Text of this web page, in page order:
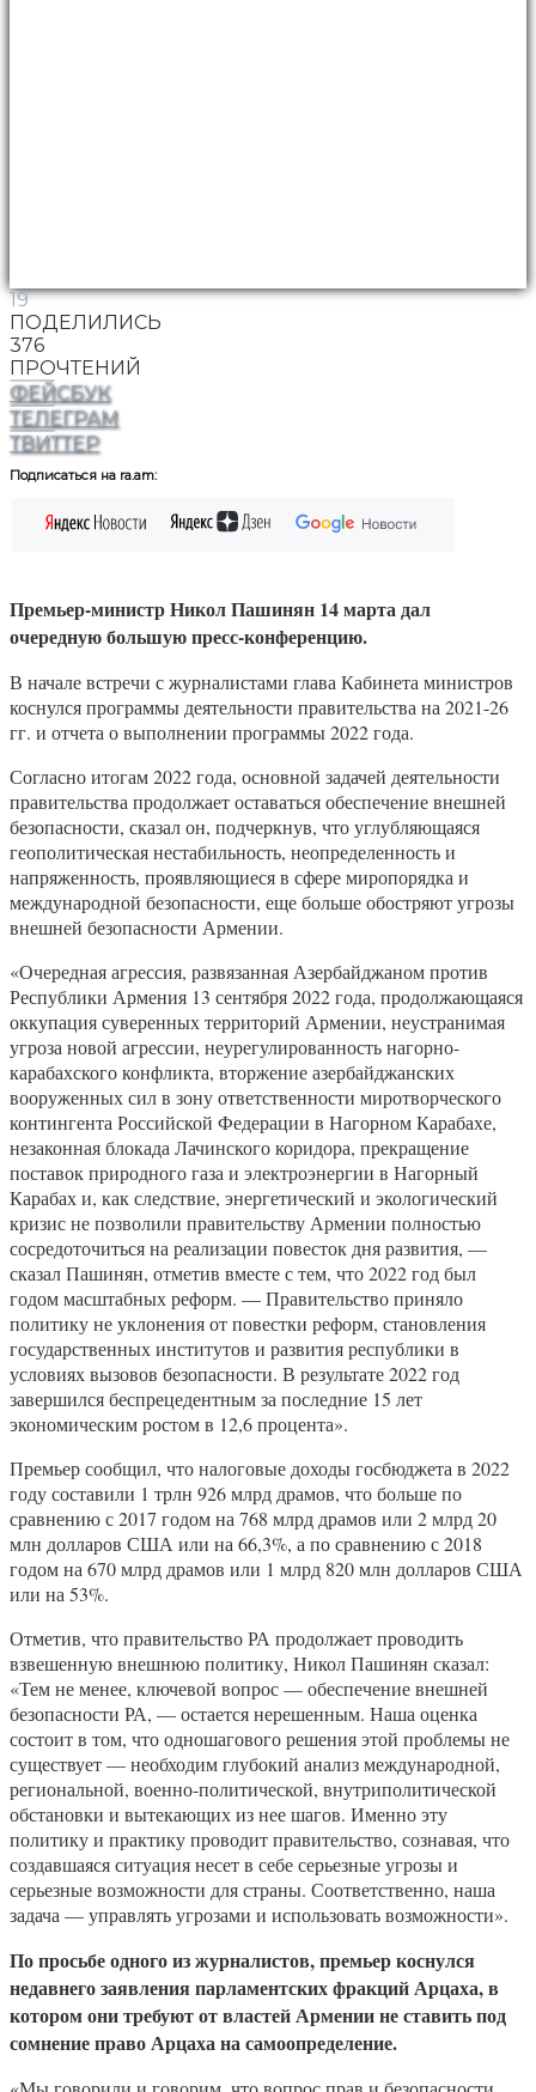
19
ПОДЕЛИЛИСЬ
376
ПРОЧТЕНИЙ
ФЕЙСБУК
ТЕЛЕГРАМ
ТВИТТЕР
Подписаться на ra.am:
Премьер-министр Никол Пашинян 14 марта дал
очередную большую пресс-конференцию.
В начале встречи с журналистами глава Кабинета министров
коснулся программы деятельности правительства на 2021-26
гг. и отчета о выполнении программы 2022 года.
Согласно итогам 2022 года, основной задачей деятельности
правительства продолжает оставаться обеспечение внешней
безопасности, сказал он, подчеркнув, что углубляющаяся
геополитическая нестабильность, неопределенность и
напряженность, проявляющиеся в сфере миропорядка и
международной безопасности, еще больше обостряют угрозы
внешней безопасности Армении.
«Очередная агрессия, развязанная Азербайджаном против
Республики Армения 13 сентября 2022 года, продолжающаяся
оккупация суверенных территорий Армении, неустранимая
угроза новой агрессии, неурегулированность нагорно-
карабахского конфликта, вторжение азербайджанских
вооруженных сил в зону ответственности миротворческого
контингента Российской Федерации в Нагорном Карабахе,
незаконная блокада Лачинского коридора, прекращение
поставок природного газа и электроэнергии в Нагорный
Карабах и, как следствие, энергетический и экологический
кризис не позволили правительству Армении полностью
сосредоточиться на реализации повесток дня развития, —
сказал Пашинян, отметив вместе с тем, что 2022 год был
годом масштабных реформ. — Правительство приняло
политику не уклонения от повестки реформ, становления
государственных институтов и развития республики в
условиях вызовов безопасности. В результате 2022 год
завершился беспрецедентным за последние 15 лет
экономическим ростом в 12,6 процента».
Премьер сообщил, что налоговые доходы госбюджета в 2022
году составили 1 трлн 926 млрд драмов, что больше по
сравнению с 2017 годом на 768 млрд драмов или 2 млрд 20
млн долларов США или на 66,3%, а по сравнению с 2018
годом на 670 млрд драмов или 1 млрд 820 млн долларов США
или на 53%.
Отметив, что правительство РА продолжает проводить
взвешенную внешнюю политику, Никол Пашинян сказал:
«Тем не менее, ключевой вопрос — обеспечение внешней
безопасности РА, — остается нерешенным. Наша оценка
состоит в том, что одношагового решения этой проблемы не
существует — необходим глубокий анализ международной,
региональной, военно-политической, внутриполитической
обстановки и вытекающих из нее шагов. Именно эту
политику и практику проводит правительство, сознавая, что
создавшаяся ситуация несет в себе серьезные угрозы и
серьезные возможности для страны. Соответственно, наша
задача — управлять угрозами и использовать возможности».
По просьбе одного из журналистов,премьер коснулся
недавнего заявления парламентских фракций Арцаха, в
котором они требуют от властей Армении не ставить под
сомнение право Арцаха на самоопределение.